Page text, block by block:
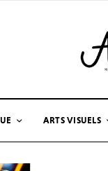
ARTS VISUELS